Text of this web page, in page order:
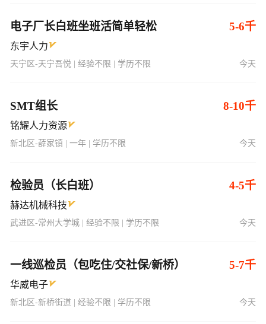
电子厂长白班坐班活简单轻松 5-6千
东宇人力
天宁区-天宁吾悦 | 经验不限 | 学历不限 今天
SMT组长 8-10千
铭耀人力资源
新北区-薛家镇 | 一年 | 学历不限 今天
检验员（长白班） 4-5千
赫达机械科技
武进区-常州大学城 | 经验不限 | 学历不限 今天
一线巡检员（包吃住/交社保/新桥） 5-7千
华威电子
新北区-新桥街道 | 经验不限 | 学历不限 今天